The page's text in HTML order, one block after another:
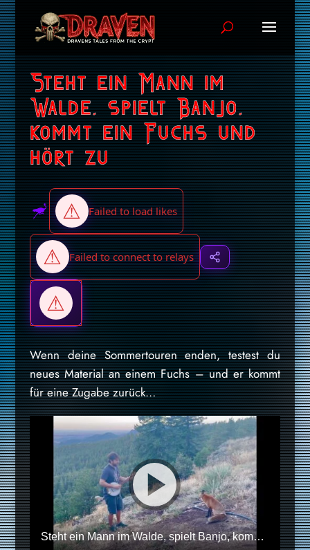
Steht ein Mann im
Walde, spielt Banjo,
kommt ein Fuchs und
hört zu
Wenn deine Sommertouren enden, testest du
neues Material an einem Fuchs – und er kommt
für eine Zugabe zurück…
Steht ein Mann im Walde, spielt Banjo, kommt ein Fuchs und hört zu